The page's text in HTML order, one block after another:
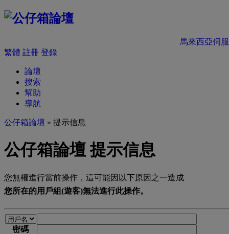
馬來西亞伺
繁體 註冊 登錄
論壇
搜索
幫助
導航
公仔箱論壇 » 提示信息
公仔箱論壇 提示信息
您無權進行當前操作，這可能因以下原因之一造成
您所在的用戶組(遊客)無法進行此操作。
密碼